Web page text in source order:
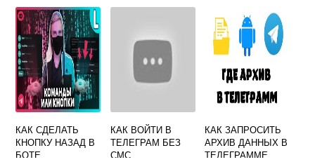
КАК СДЕЛАТЬ
КНОПКУ НАЗАД В
БОТЕ
КАК ВОЙТИ В
ТЕЛЕГРАМ БЕЗ
СМС
КАК ЗАПРОСИТЬ
АРХИВ ДАННЫХ В
ТЕЛЕГРАММЕ